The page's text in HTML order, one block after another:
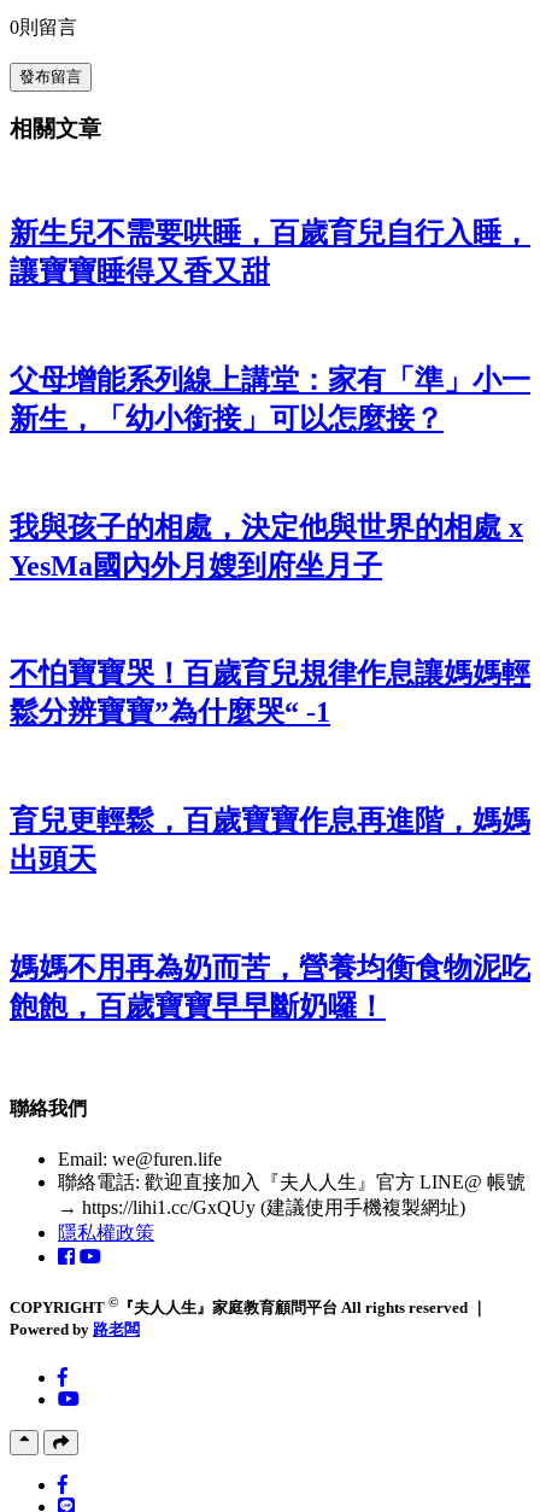
0則留言
發布留言
相關文章
新生兒不需要哄睡，百歲育兒自行入睡，
讓寶寶睡得又香又甜
父母增能系列線上講堂：家有「準」小一
新生，「幼小銜接」可以怎麼接？
我與孩子的相處，決定他與世界的相處 x
YesMa國內外月嫂到府坐月子
不怕寶寶哭！百歲育兒規律作息讓媽媽輕
鬆分辨寶寶”為什麼哭“ -1
育兒更輕鬆，百歲寶寶作息再進階，媽媽
出頭天
媽媽不用再為奶而苦，營養均衡食物泥吃
飽飽，百歲寶寶早早斷奶囉！
聯絡我們
Email: we@furen.life
聯絡電話: 歡迎直接加入『夫人人生』官方 LINE@ 帳號
→ https://lihi1.cc/GxQUy (建議使用手機複製網址)
隱私權政策
COPYRIGHT ©
『夫人人生』家庭教育顧問平台 All rights reserved ｜
Powered by 路老闆